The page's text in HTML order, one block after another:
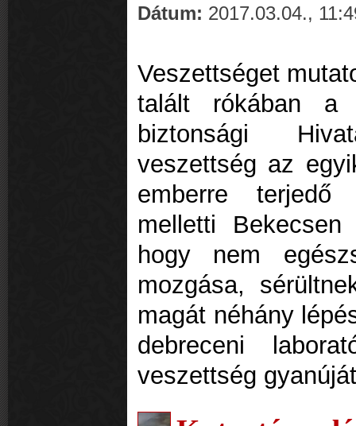
Dátum: 2017.03.04.,
Veszettséget
talált rókában a
biztonsági
veszettség az
emberre terjedő
melletti
hogy nem
mozgása,
magát néhány
debreceni
veszettség